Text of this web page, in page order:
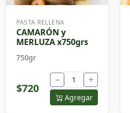
PASTA RELLENA
CAMARÓN y
MERLUZA x750grs
750gr
$720
− +
Agregar